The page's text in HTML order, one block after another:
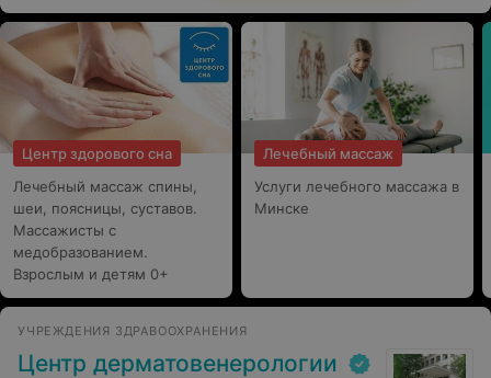
Центр здорового сна
Лечебный массаж спины,
шеи, поясницы, суставов.
Массажисты с
медобразованием.
Взрослым и детям 0+
Лечебный массаж
Услуги лечебного массажа в
Минске
УЧРЕЖДЕНИЯ ЗДРАВООХРАНЕНИЯ
Центр дерматовенерологии